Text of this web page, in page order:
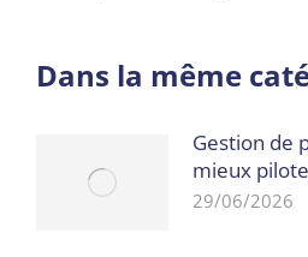
Dans la même
Gestion de
mieux
29/06/2026